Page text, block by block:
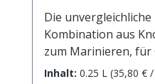
Die
Kombination aus
zum Marinieren, für
einfach auf frischem
Inhalt: 0.25 L (35,80 €